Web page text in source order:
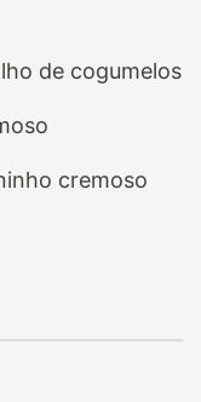
de cogumelos
cremoso